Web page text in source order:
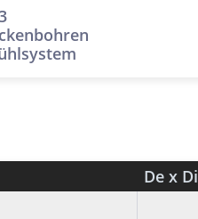
De x